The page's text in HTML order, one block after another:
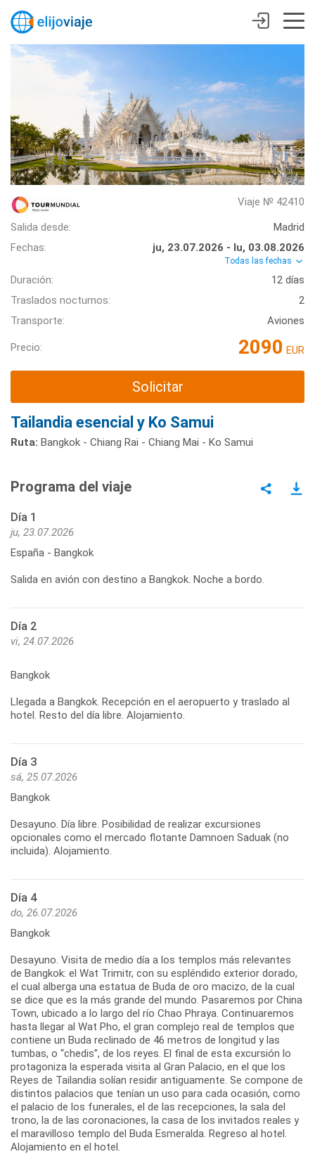
Viaje № 42410
Salida desde:
Madrid
Fechas:
ju, 23.07.2026 - lu, 03.08.2026
Todas las fechas
Duración:
12 días
Traslados nocturnos:
2
Transporte:
Aviones
Precio: 2090 EUR
Solicitar
Tailandia esencial y Ko Samui
Ruta: Bangkok - Chiang Rai - Chiang Mai - Ko Samui
Programa del viaje
Día 1
ju, 23.07.2026
España - Bangkok
Salida en avión con destino a Bangkok. Noche a bordo.
Día 2
vi, 24.07.2026
Bangkok
Llegada a Bangkok. Recepción en el aeropuerto y traslado al
hotel. Resto del día libre. Alojamiento.
Día 3
sá, 25.07.2026
Bangkok
Desayuno. Día libre. Posibilidad de realizar excursiones
opcionales como el mercado flotante Damnoen Saduak (no
incluida). Alojamiento.
Día 4
do, 26.07.2026
Bangkok
Desayuno. Visita de medio día a los templos más relevantes
de Bangkok: el Wat Trimitr, con su espléndido exterior dorado,
el cual alberga una estatua de Buda de oro macizo, de la cual
se dice que es la más grande del mundo. Pasaremos por China
Town, ubicado a lo largo del río Chao Phraya. Continuaremos
hasta llegar al Wat Pho, el gran complejo real de templos que
contiene un Buda reclinado de 46 metros de longitud y las
tumbas, o “chedis”, de los reyes. El final de esta excursión lo
protagoniza la esperada visita al Gran Palacio, en el que los
Reyes de Tailandia solían residir antiguamente. Se compone de
distintos palacios que tenían un uso para cada ocasión, como
el palacio de los funerales, el de las recepciones, la sala del
trono, la de las coronaciones, la casa de los invitados reales y
el maravilloso templo del Buda Esmeralda. Regreso al hotel.
Alojamiento en el hotel.